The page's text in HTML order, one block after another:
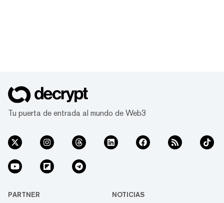
Tu puerta de entrada al mundo de Web3
PARTNER NOTICIAS